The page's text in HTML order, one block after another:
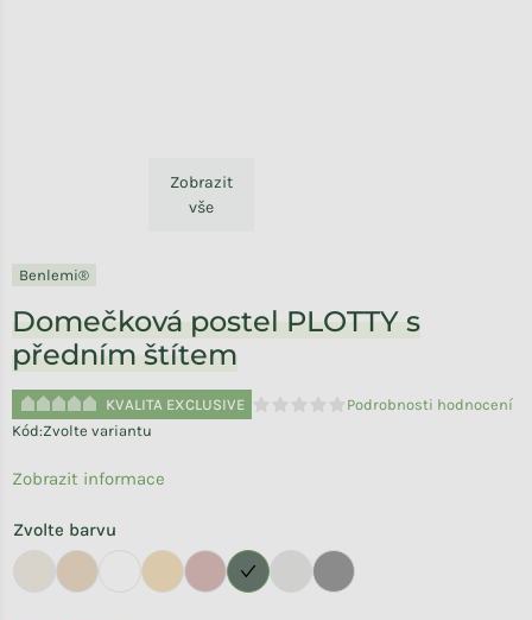
Zobrazit
vše
Benlemi®
Domečková postel PLOTTY s
předním štítem
KVALITA EXCLUSIVE
Průměrné hodnocení produktu
Podrobnosti hodnocení
Kód:Zvolte variantu
Zvolte barvu
Zobrazit informace